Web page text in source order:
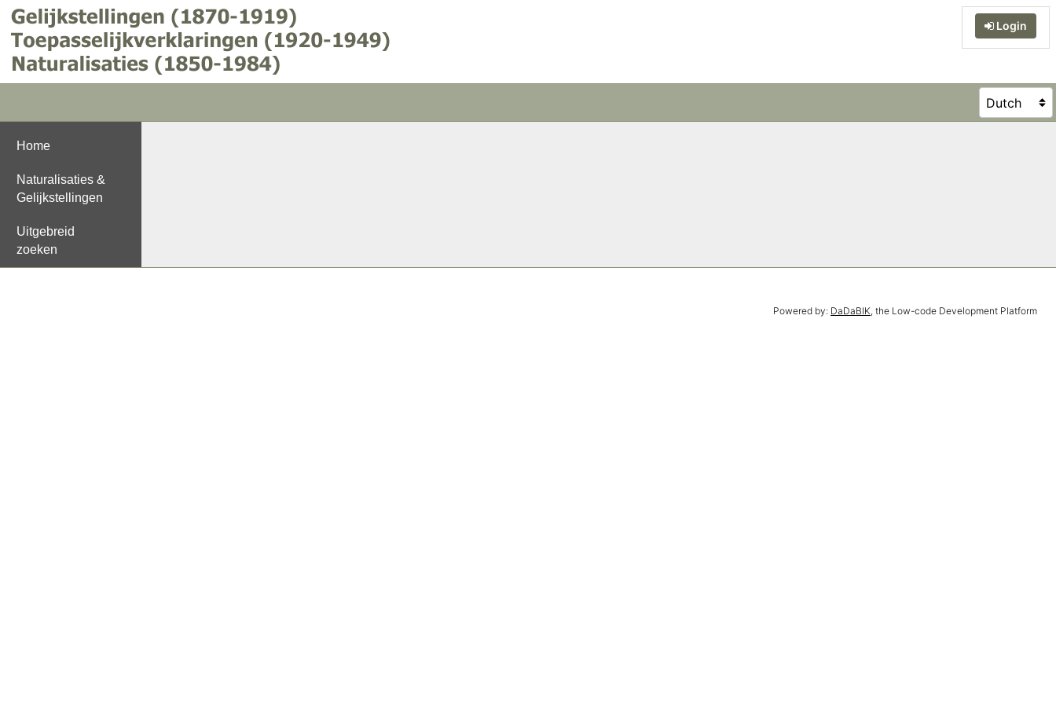
Login
Home
Naturalisaties &
Gelijkstellingen
Uitgebreid
zoeken
Powered by: DaDaBIK, the Low-code Development Platform